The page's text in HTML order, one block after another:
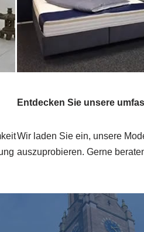
Entdecken Sie unsere
Wir laden Sie ein, unsere
auszuprobieren. Gerne